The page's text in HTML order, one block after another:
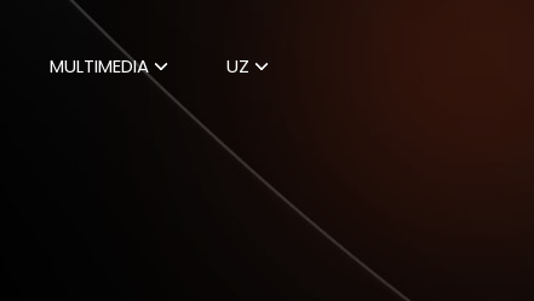
MULTIMEDIA UZ